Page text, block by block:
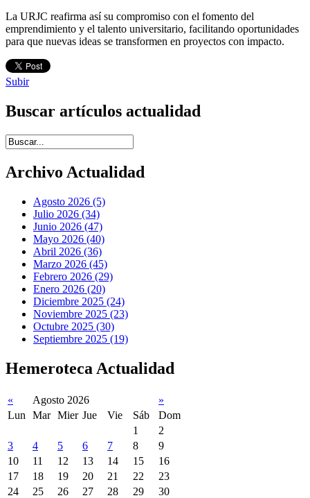
La URJC reafirma así su compromiso con el fomento del
emprendimiento y el talento universitario, facilitando oportunidades
para que nuevas ideas se transformen en proyectos con impacto.
Subir
Buscar artículos actualidad
Introduce términos de búsqueda
Archivo Actualidad
Agosto 2026 (5)
Julio 2026 (34)
Junio 2026 (47)
Mayo 2026 (40)
Abril 2026 (36)
Marzo 2026 (45)
Febrero 2026 (29)
Enero 2026 (20)
Diciembre 2025 (24)
Noviembre 2025 (23)
Octubre 2025 (30)
Septiembre 2025 (19)
Hemeroteca Actualidad
« Agosto 2026
»
Lun
Mar Mier Jue Vie Sáb
Dom
1
2
3
4 5 6 7 8
9
10
11 12 13 14 15
16
17
18 19 20 21 22
23
24
25 26 27 28 29
30